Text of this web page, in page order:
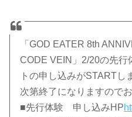
「GOD EATER 8th
CODE VEIN」2/20の先行
トの申し込みがSTARTし
次第終了になりますので
■先行体験 申し込みHP